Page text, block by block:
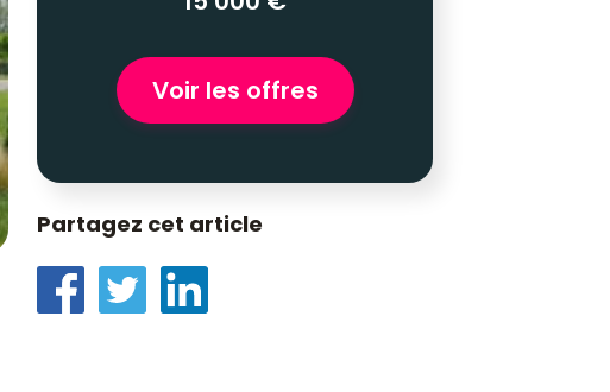
Voir les offres
Partagez cet article